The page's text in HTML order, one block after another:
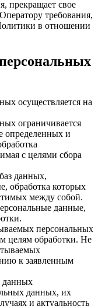
прекращает свое
требования,
в отношении
осуществляется на
ограничивается
определенных и
с целями сбора
данных,
обработка которых
между собой.
данные,
персональных
целям обработки. Не
к заявленным
данных
данных, их
и актуальность